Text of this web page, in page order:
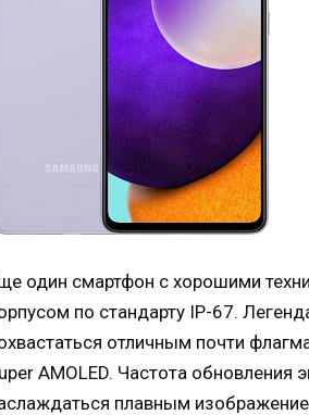
один смартфон с хорошими
по стандарту IP-67.
отличным почти
AMOLED. Частота обновления
плавным